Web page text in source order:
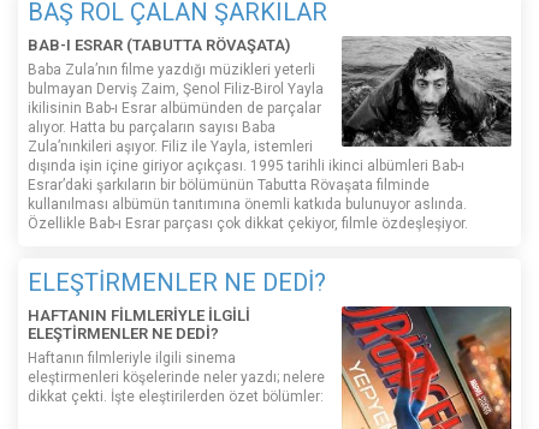
BAŞ ROL ÇALAN ŞARKILAR
BAB-I ESRAR (TABUTTA RÖVAŞATA)
Baba Zula’nın filme yazdığı müzikleri yeterli
bulmayan Derviş Zaim, Şenol Filiz-Birol Yayla
ikilisinin Bab-ı Esrar albümünden de parçalar
alıyor. Hatta bu parçaların sayısı Baba
Zula’nınkileri aşıyor. Filiz ile Yayla, istemleri
dışında işin içine giriyor açıkçası. 1995 tarihli ikinci albümleri Bab-ı
Esrar’daki şarkıların bir bölümünün Tabutta Rövaşata filminde
kullanılması albümün tanıtımına önemli katkıda bulunuyor aslında.
Özellikle Bab-ı Esrar parçası çok dikkat çekiyor, filmle özdeşleşiyor.
ELEŞTİRMENLER NE DEDİ?
HAFTANIN FİLMLERİYLE İLGİLİ
ELEŞTİRMENLER NE DEDİ?
Haftanın filmleriyle ilgili sinema
eleştirmenleri köşelerinde neler yazdı; nelere
dikkat çekti. İşte eleştirilerden özet bölümler: